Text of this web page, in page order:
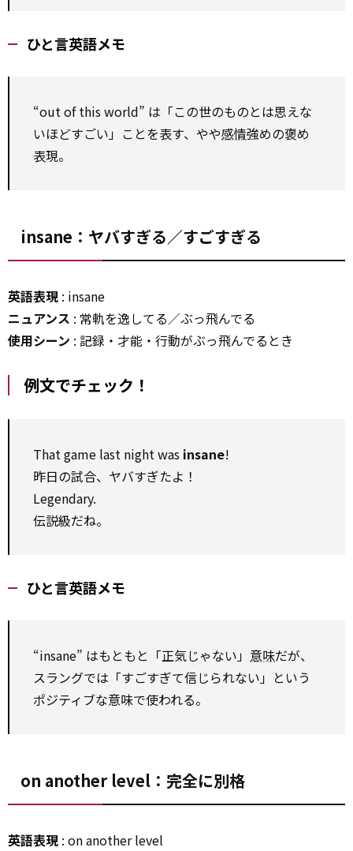
ひと言英語メモ
“out of this world” は「この世のものとは思えな
いほどすごい」ことを表す、やや感情強めの褒め
表現。
insane：ヤバすぎる／すごすぎる
英語表現 : insane
ニュアンス : 常軌を逸してる／ぶっ飛んでる
使用シーン : 記録・才能・行動がぶっ飛んでるとき
例文でチェック！
That game last night was insane!
昨日の試合、ヤバすぎたよ！
Legendary.
伝説級だね。
ひと言英語メモ
“insane” はもともと「正気じゃない」 意味だが、
スラングでは「すごすぎて信じられない」という
ポジティブな意味で使われる。
on another level：完全に別格
英語表現 : on another level